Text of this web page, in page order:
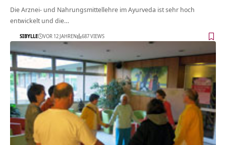
Die Arznei- und Nahrungsmittellehre im Ayurveda ist sehr hoch
entwickelt und die…
SIBYLLE VOR 12 JAHREN 687 VIEWS